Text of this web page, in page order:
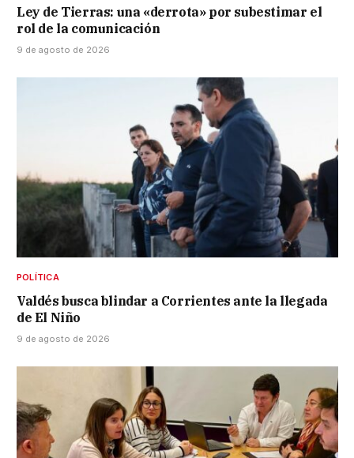
Ley de Tierras: una «derrota» por subestimar el
rol de la comunicación
9 de agosto de 2026
POLÍTICA
Valdés busca blindar a Corrientes ante la llegada
de El Niño
9 de agosto de 2026